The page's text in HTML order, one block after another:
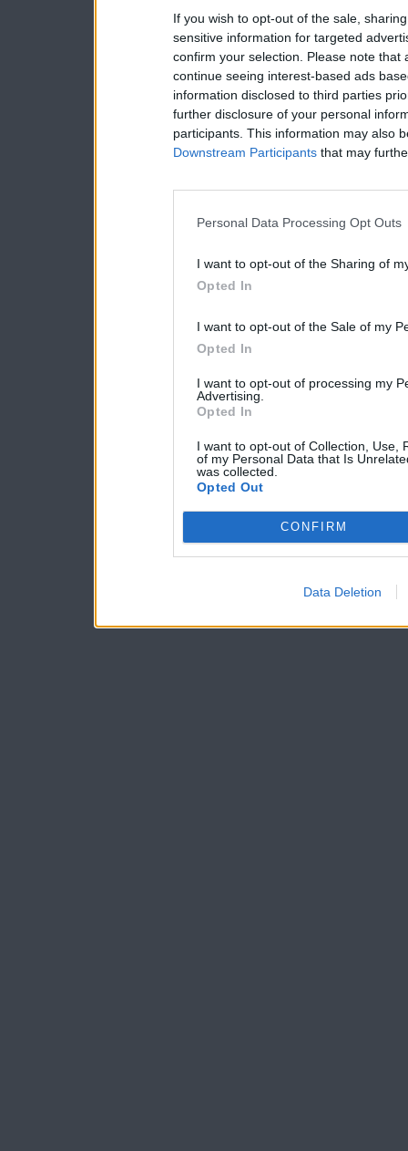
If you wish to opt-out of the sale,
sensitive information for targeted
confirm your selection. Please note
continue seeing interest-based ads
information disclosed to third parties
further disclosure of your personal
participants. This information may also
Downstream Participants that may
Personal Data Processing Opt Outs
I want to opt-out of the Sharing of
Opted In
I want to opt-out of the Sale of my
Opted In
I want to opt-out of processing my
Advertising.
Opted In
I want to opt-out of Collection, Use,
of my Personal Data that Is
was collected.
Opted Out
CONFIRM
Data Deletion